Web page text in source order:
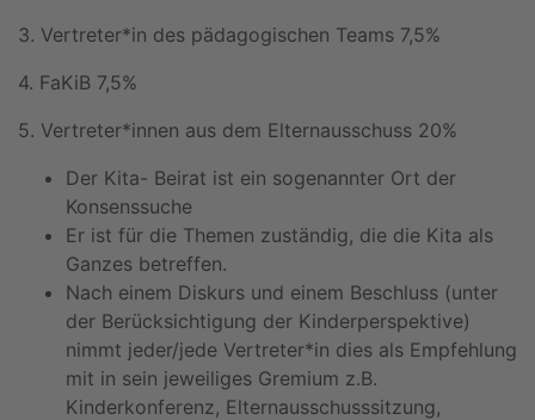
3. Vertreter*in des pädagogischen Teams 7,5%
4. FaKiB 7,5%
5. Vertreter*innen aus dem Elternausschuss 20%
Der Kita- Beirat ist ein sogenannter Ort der
Konsenssuche
Er ist für die Themen zuständig, die die Kita als
Ganzes betreffen.
Nach einem Diskurs und einem Beschluss (unter
der Berücksichtigung der Kinderperspektive)
nimmt jeder/jede Vertreter*in dies als Empfehlung
mit in sein jeweiliges Gremium z.B.
Kinderkonferenz, Elternausschusssitzung,